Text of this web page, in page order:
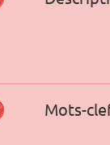
Mots-